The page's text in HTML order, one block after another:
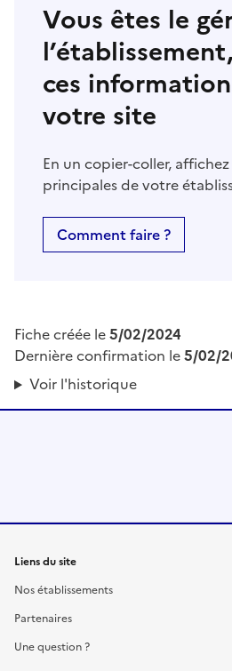
Vous êtes le
ces
votre site
En un copier-coller,
principales de votre
Comment faire ?
Fiche créée le5/02/2024
Dernière confirmation le5/02/
Voir l'historique
Liens du site
Nos établissements
Partenaires
Une question ?